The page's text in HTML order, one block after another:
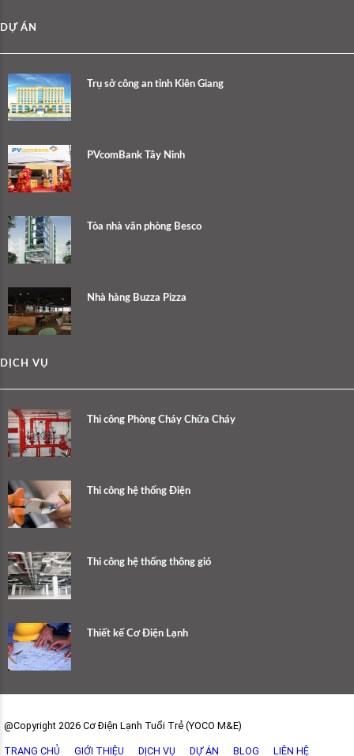
DỰ ÁN
Trụ sở công an tỉnh Kiên Giang
PVcomBank Tây Ninh
Tòa nhà văn phòng Besco
Nhà hàng Buzza Pizza
DỊCH VỤ
Thi công Phòng Cháy Chữa Cháy
Thi công hệ thống Điện
Thi công hệ thống thông gió
Thiết kế Cơ Điện Lạnh
@Copyright 2026 Cơ Điện Lạnh Tuổi Trẻ (YOCO M&E)
TRANG CHỦ GIỚI THIỆU DỊCH VỤ DỰ ÁN BLOG LIÊN HỆ